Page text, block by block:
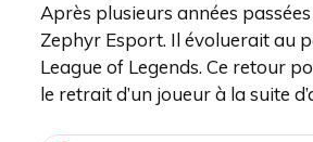
Après plusieurs années
Zephyr Esport. Il évoluerait au
League of Legends. Ce retour
le retrait d’un joueur à la suite